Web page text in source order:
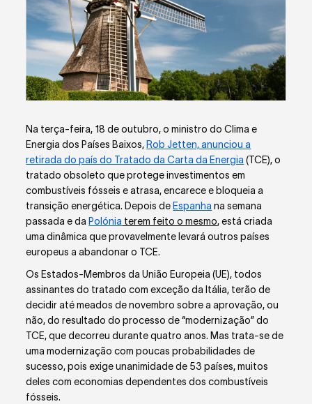
Na terça-feira, 18 de outubro, o ministro do Clima e
Energia dos Países Baixos, Rob Jetten, anunciou a
retirada do país do Tratado da Carta da Energia (TCE), o
tratado obsoleto que protege investimentos em
combustíveis fósseis e atrasa, encarece e bloqueia a
transição energética. Depois de Espanha na semana
passada e da Polónia terem feito o mesmo, está criada
uma dinâmica que provavelmente levará outros países
europeus a abandonar o TCE.
Os Estados-Membros da União Europeia (UE), todos
assinantes do tratado com exceção da Itália, terão de
decidir até meados de novembro sobre a aprovação, ou
não, do resultado do processo de “modernização” do
TCE, que decorreu durante quatro anos. Mas trata-se de
uma modernização com poucas probabilidades de
sucesso, pois exige unanimidade de 53 países, muitos
deles com economias dependentes dos combustíveis
fósseis.